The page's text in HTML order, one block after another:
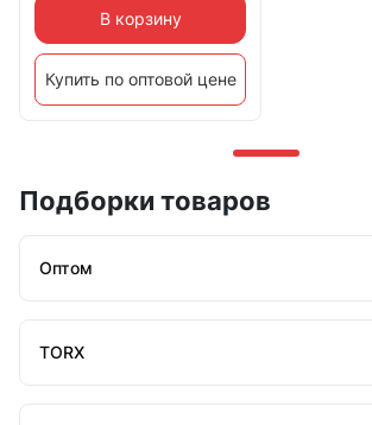
В корзину
Купить по оптовой цене
Подборки товаров
Оптом
TORX